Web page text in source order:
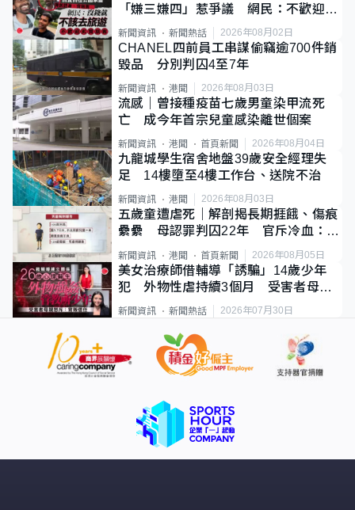
「嫌三嫌四」惹爭議 網民：不歡迎劣
質旅客
新聞資訊 新聞熱話 2026年08月02日
CHANEL四前員工串謀偷竊逾700件銷
毀品 分別判囚4至7年
新聞資訊 港聞 2026年08月03日
流感｜曾接種疫苗七歲男童染甲流死
亡 成今年首宗兒童感染離世個案
新聞資訊 港聞 首頁新聞 2026年08月04日
九龍城學生宿舍地盤39歲安全經理失
足 14樓墮至4樓工作台、送院不治
新聞資訊 港聞 2026年08月03日
五歲童遭虐死｜解剖揭長期捱餓、傷痕
纍纍 母認罪判囚22年 官斥冷血：同
類案最惡劣
新聞資訊 港聞 首頁新聞 2026年08月05日
美女治療師借輔導「誘騙」14歲少年
犯 外物性虐持續3個月 受害者母：
要保護其他人
新聞資訊 新聞熱話 2026年07月30日